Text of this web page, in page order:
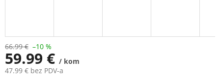
66.99 € –10 %
59.99 € / kom
47.99 € bez PDV-a